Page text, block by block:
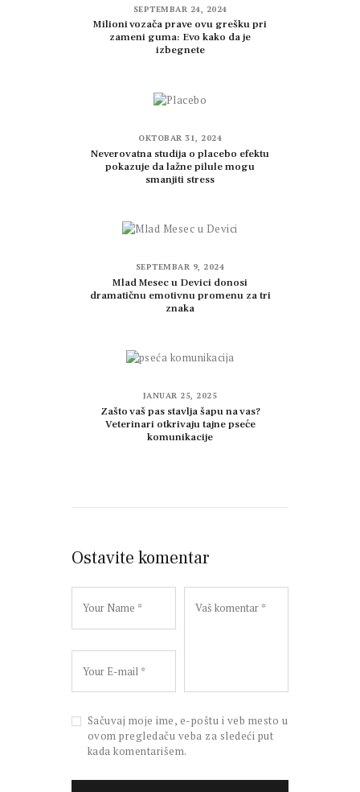
SEPTEMBAR 24, 2024
Milioni vozača prave ovu grešku pri
zameni guma: Evo kako da je
izbegnete
OKTOBAR 31, 2024
Neverovatna studija o placebo efektu
pokazuje da lažne pilule mogu
smanjiti stress
SEPTEMBAR 9, 2024
Mlad Mesec u Devici donosi
dramatičnu emotivnu promenu za tri
znaka
JANUAR 25, 2025
Zašto vaš pas stavlja šapu na vas?
Veterinari otkrivaju tajne pseće
komunikacije
Ostavite komentar
Sačuvaj moje ime, e-poštu i veb mesto u
ovom pregledaču veba za sledeći put
kada komentarišem.